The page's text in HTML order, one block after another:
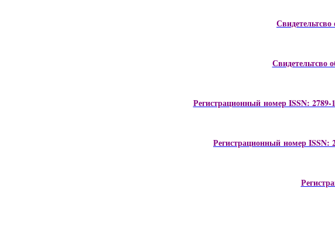
Свидетельтсво
Регистрационный номер ISSN: 2789-
Регистрационный номер ISSN: